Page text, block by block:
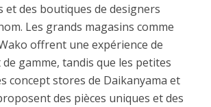
des boutiques de designers
Les grands magasins comme
offrent une expérience de
gamme, tandis que les petites
concept stores de Daikanyama et
des pièces uniques et des